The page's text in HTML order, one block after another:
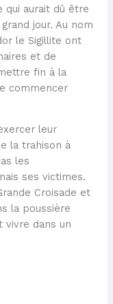
qui aurait dû être
jour. Au nom
le Sigillite ont
et de
fin à la
commencer
leur
la trahison à
les
ses victimes.
Croisade et
la poussière
vivre dans un